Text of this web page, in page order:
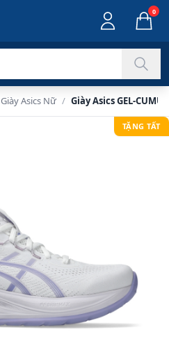
0
Giày Asics Nữ / Giày Asics GEL-
TẶNG TẤT